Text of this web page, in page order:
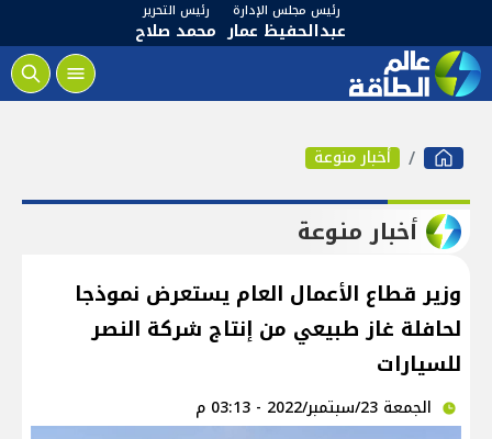
رئيس مجلس الإدارة
عبدالحفيظ عمار
رئيس التحرير
محمد صلاح
أخبار منوعة
أخبار منوعة
وزير قطاع الأعمال العام يستعرض نموذجا
لحافلة غاز طبيعي من إنتاج شركة النصر
للسيارات
الجمعة 23/سبتمبر/2022 - 03:13 م